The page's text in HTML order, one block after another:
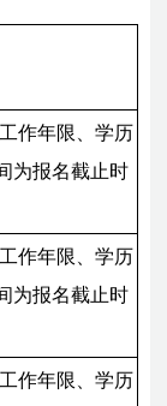
作年限、学历
为报名截止时
作年限、学历
为报名截止时
作年限、学历